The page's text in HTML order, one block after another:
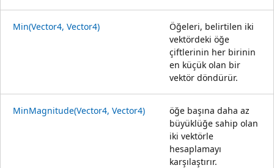
Min(Vector4, Vector4)
Öğeleri, belirtilen iki
vektördeki öğe
çiftlerinin her birinin
en küçük olan bir
vektör döndürür.
MinMagnitude(Vector4, Vector4)
öğe başına daha az
büyüklüğe sahip olan
iki vektörle
hesaplamayı
karşılaştırır.